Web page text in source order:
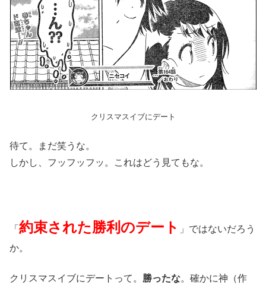
クリスマスイブにデート
待て。まだ笑うな。
しかし、フッフッフッ。これはどう見てもな。
「 約束された勝利のデート
」ではないだろう
か。
クリスマスイブにデートって。 勝ったな。確かに神（作